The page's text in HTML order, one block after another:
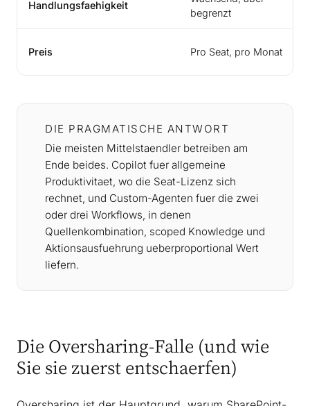
Handlungsfaehigkeit
begrenzt
Preis Pro Seat, pro Monat
DIE PRAGMATISCHE ANTWORT
Die meisten Mittelstaendler betreiben am
Ende beides. Copilot fuer allgemeine
Produktivitaet, wo die Seat-Lizenz sich
rechnet, und Custom-Agenten fuer die zwei
oder drei Workflows, in denen
Quellenkombination, scoped Knowledge und
Aktionsausfuehrung ueberproportional Wert
liefern.
Die Oversharing-Falle (und wie
Sie sie zuerst entschaerfen)